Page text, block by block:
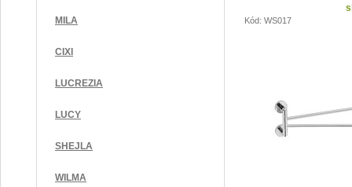
MILA
CIXI
LUCREZIA
LUCY
SHEJLA
WILMA
Kód: WS017